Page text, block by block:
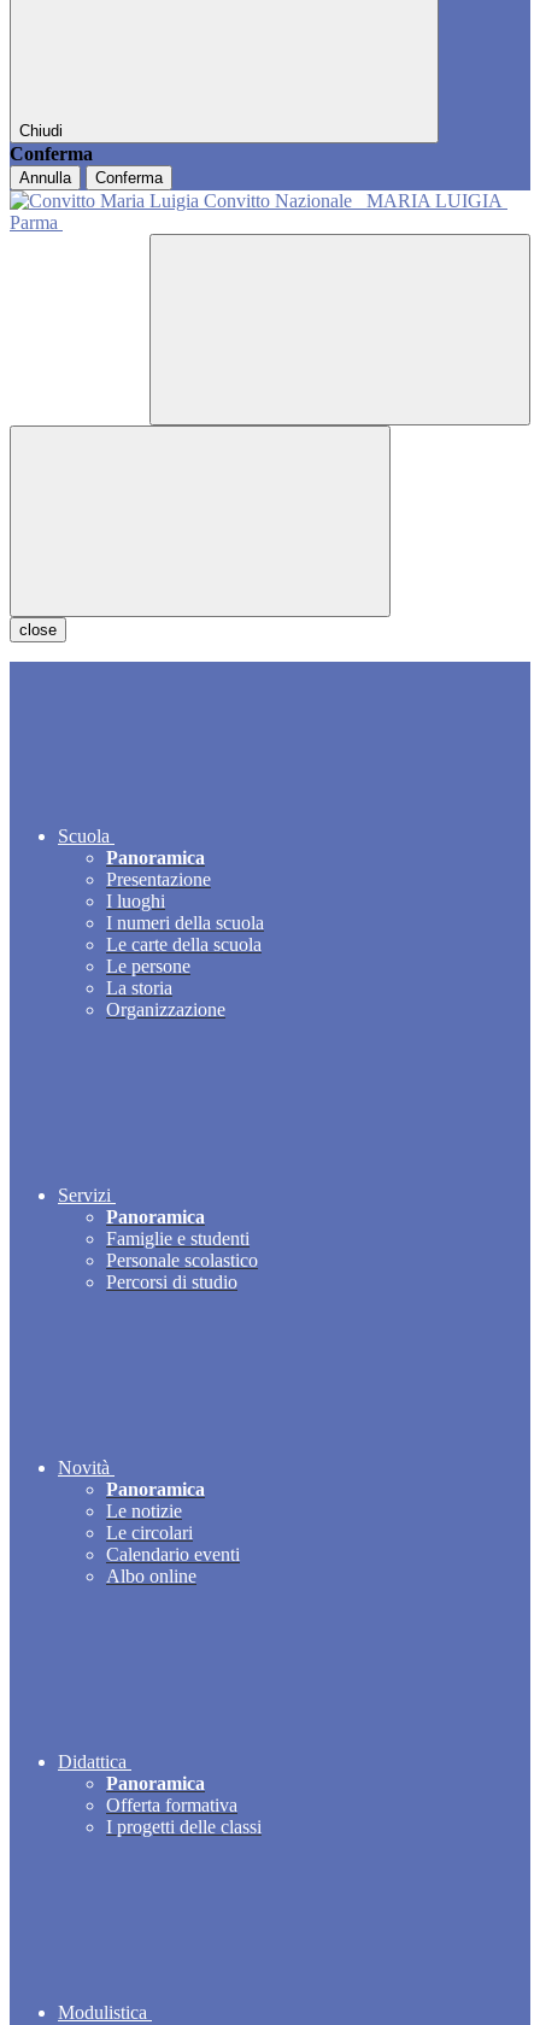
Chiudi
Conferma
Annulla Conferma
Convitto Nazionale
MARIA LUIGIA
Parma
close
Scuola
Panoramica
Presentazione
I luoghi
I numeri della scuola
Le carte della scuola
Le persone
La storia
Organizzazione
Servizi
Panoramica
Famiglie e studenti
Personale scolastico
Percorsi di studio
Novità
Panoramica
Le notizie
Le circolari
Calendario eventi
Albo online
Didattica
Panoramica
Offerta formativa
I progetti delle classi
Modulistica